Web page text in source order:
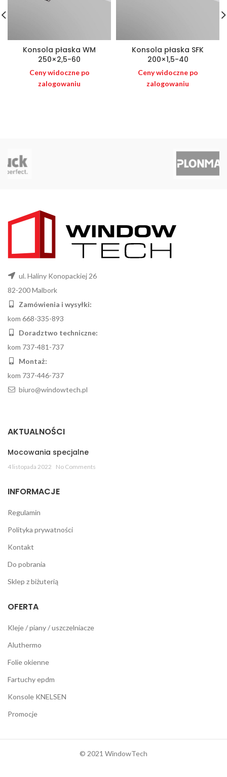
Konsola płaska WM
250×2,5-60
Ceny widoczne po
zalogowaniu
Konsola płaska SFK
200×1,5-40
Ceny widoczne po
zalogowaniu
ul. Haliny Konopackiej 26
82-200 Malbork
Zamówienia i wysyłki:
kom 668-335-893
Doradztwo techniczne:
kom 737-481-737
Montaż:
kom 737-446-737
biuro@windowtech.pl
AKTUALNOŚCI
Mocowania specjalne
4 listopada 2022 No Comments
INFORMACJE
Regulamin
Polityka prywatności
Kontakt
Do pobrania
Sklep z biżuterią
OFERTA
Kleje / piany / uszczelniacze
Aluthermo
Folie okienne
Fartuchy epdm
Konsole KNELSEN
Promocje
© 2021 WindowTech